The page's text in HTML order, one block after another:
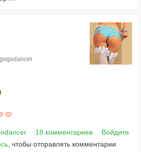
gogodancer
18 комментариев
Войдите
, чтобы отправлять комментарии